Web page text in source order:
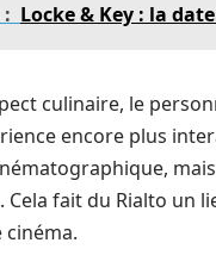
Locke & Key : la
culinaire, le
encore plus
Cela fait du Rialto un
cinéma.